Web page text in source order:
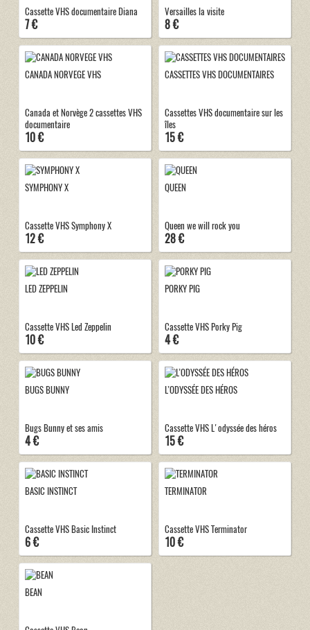
Cassette VHS documentaire Diana
7 €
Versailles la visite
8 €
CANADA NORVEGE VHS
Canada et Norvège 2 cassettes VHS
documentaire
10 €
CASSETTES VHS DOCUMENTAIRES
Cassettes VHS documentaire sur les
îles
15 €
SYMPHONY X
Cassette VHS Symphony X
12 €
QUEEN
Queen we will rock you
28 €
LED ZEPPELIN
Cassette VHS Led Zeppelin
10 €
PORKY PIG
Cassette VHS Porky Pig
4 €
BUGS BUNNY
Bugs Bunny et ses amis
4 €
L’ODYSSÉE DES HÉROS
Cassette VHS L'odyssée des héros
15 €
BASIC INSTINCT
Cassette VHS Basic Instinct
6 €
TERMINATOR
Cassette VHS Terminator
10 €
BEAN